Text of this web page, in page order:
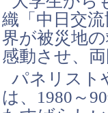
織「中日交
界が被災地
感動させ、
パネリスト
は、1980～